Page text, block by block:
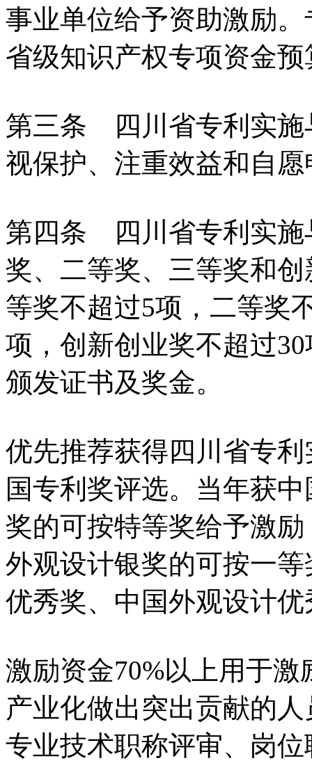
事业单位给予资助激励
省级知识产权专项资金
第三条 四川省专利实施
视保护、注重效益和自
第四条 四川省专利实施
奖、二等奖、三等奖和
等奖不超过5项，二等奖
项，创新创业奖不超过
颁发证书及奖金。
优先推荐获得四川省专
国专利奖评选。当年获
奖的可按特等奖给予激
外观设计银奖的可按一
优秀奖、中国外观设计
激励资金70%以上用于
产业化做出突出贡献的
专业技术职称评审、岗